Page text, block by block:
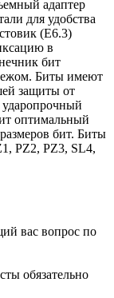
адаптер
для удобства
(Е6.3)
в
бит
Биты имеют
защиты от
ударопрочный
оптимальный
бит. Биты
PZ2, PZ3, SL4,
вас вопрос по
обязательно